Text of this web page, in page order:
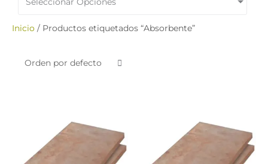
Inicio / Productos etiquetados “Absorbente”
range:
$43.908